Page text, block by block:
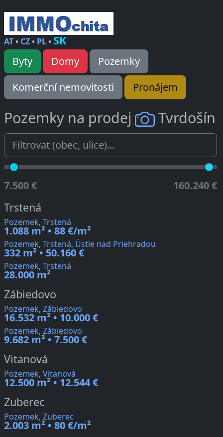
AT• CZ• PL• SK
Byty Domy
Pozemky
Komerční nemovitosti
Pronájem
Pozemky na prodej Tvrdošín
7.500 € 160.240 €
Trstená
Pozemek, Trstená
1.088 m² • 88 €/m²
Pozemek, Trstená, Ústie nad Priehradou
332 m² • 50.160 €
Pozemek, Trstená
28.000 m²
Zábiedovo
Pozemek, Zábiedovo
16.532 m² • 10.000 €
Pozemek, Zábiedovo
9.682 m² • 7.500 €
Vitanová
Pozemek, Vitanová
12.500 m² • 12.544 €
Zuberec
Pozemek, Zuberec
2.003 m² • 80 €/m²